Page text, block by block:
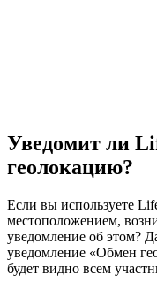
Уведомит ли
геолокацию?
Если вы используете
местоположением,
уведомление об этом?
уведомление «Обмен
будет видно всем